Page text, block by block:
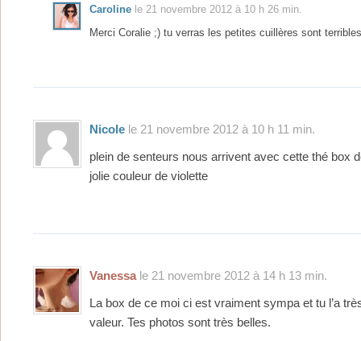
Caroline le 21 novembre 2012 à 10 h 26 min.
Merci Coralie ;) tu verras les petites cuillères sont
Nicole le 21 novembre 2012 à 10 h 11 min.
plein de senteurs nous arrivent avec cette thé box
jolie couleur de violette
Vanessale 21 novembre 2012 à 14 h 13 min.
La box de ce moi ci est vraiment sympa et tu l’a
valeur. Tes photos sont très belles.